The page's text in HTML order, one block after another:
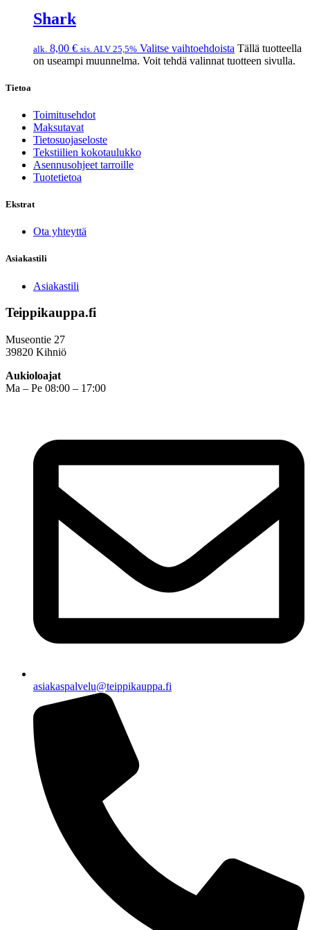
Shark
alk. 8,00 € sis. ALV 25,5% Valitse vaihtoehdoista Tällä tuotteella
on useampi muunnelma. Voit tehdä valinnat tuotteen sivulla.
Tietoa
Toimitusehdot
Maksutavat
Tietosuojaseloste
Tekstiilien kokotaulukko
Asennusohjeet tarroille
Tuotetietoa
Ekstrat
Ota yhteyttä
Asiakastili
Asiakastili
Teippikauppa.fi
Museontie 27
39820 Kihniö
Aukioloajat
Ma – Pe 08:00 – 17:00
asiakaspalvelu@teippikauppa.fi